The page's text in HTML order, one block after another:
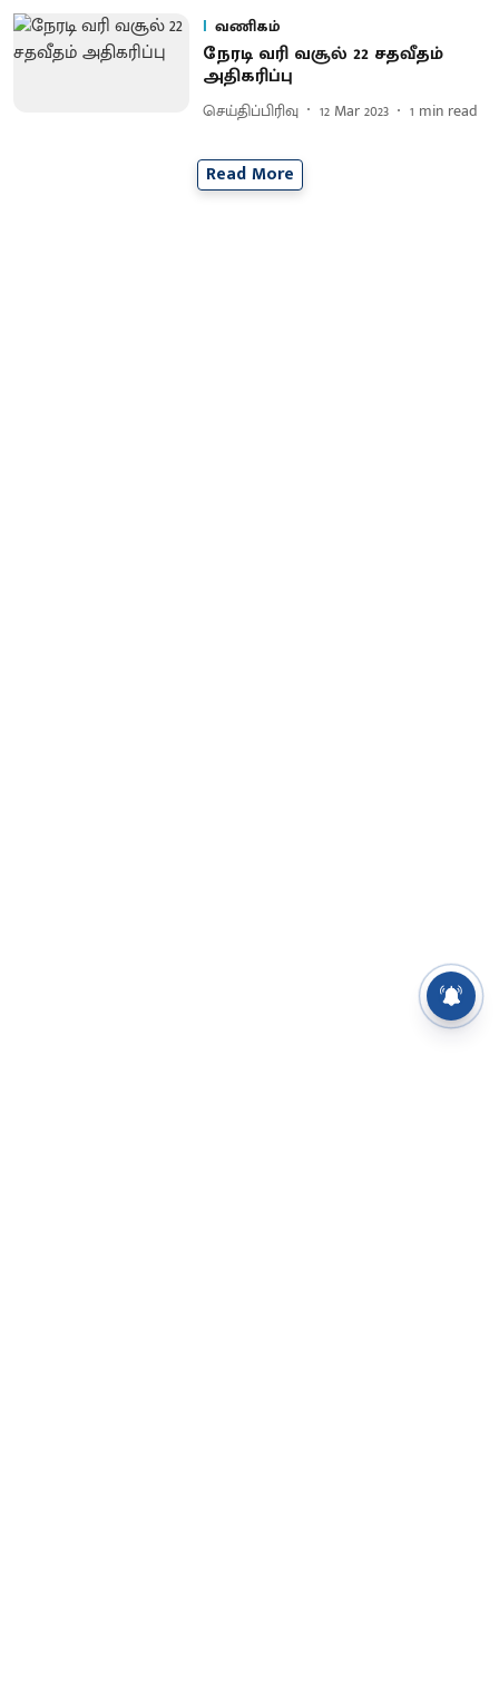
வணிகம்
நேரடி வரி வசூல் 22 சதவீதம்
அதிகரிப்பு
செய்திப்பிரிவு 12 Mar 2023 1 min read
Read More